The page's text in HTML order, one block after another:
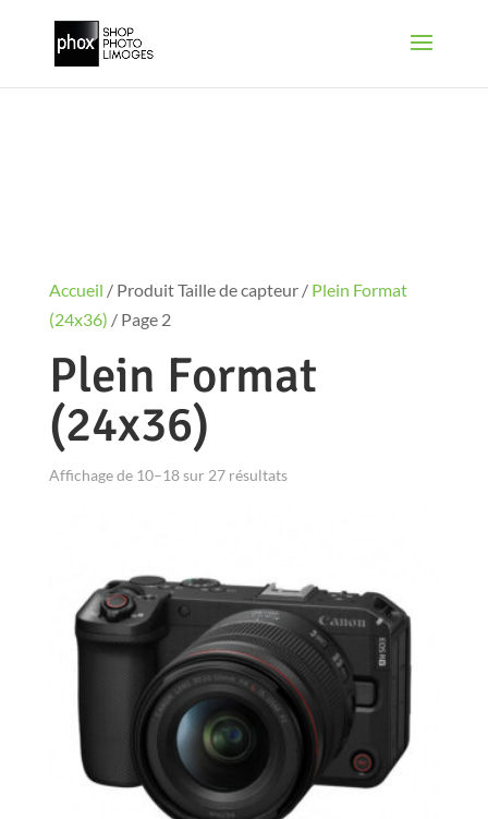
Accueil / Produit Taille de capteur / Plein Format
(24x36) / Page 2
Plein Format
(24x36)
Affichage de 10–18 sur 27 résultats